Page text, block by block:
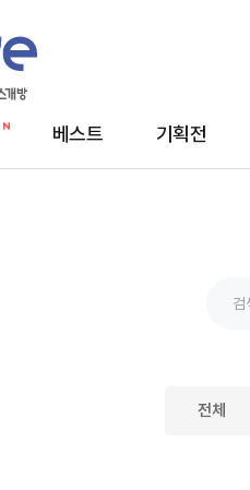
베스트 기획전
전체